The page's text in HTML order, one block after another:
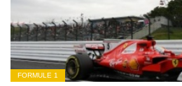
FORMULE 1